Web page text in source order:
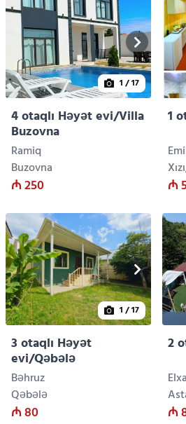
1 / 17
4 otaqlı Həyət evi/Villa
Buzovna
Ramiq
Buzovna
₼ 250
1
₼
1 / 17
3 otaqlı Həyət
evi/Qəbələ
Bəhruz
Qəbələ
₼ 80
2
₼